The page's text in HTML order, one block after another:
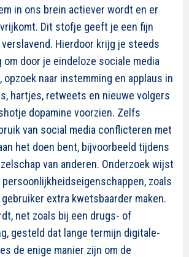
in ons brein actiever wordt en er
Dit stofje geeft je een fijn
Hierdoor krijg je steeds
om door je eindeloze sociale media
naar instemming en applaus in
hartjes, retweets en nieuwe volgers
dopamine voorzien. Zelfs
van social media conflicteren met
het doen bent, bijvoorbeeld tijdens
van anderen. Onderzoek wijst
zoals
extra kwetsbaarder maken.
net zoals bij een drugs- of
gesteld dat lange termijn digitale-
de enige manier zijn om de